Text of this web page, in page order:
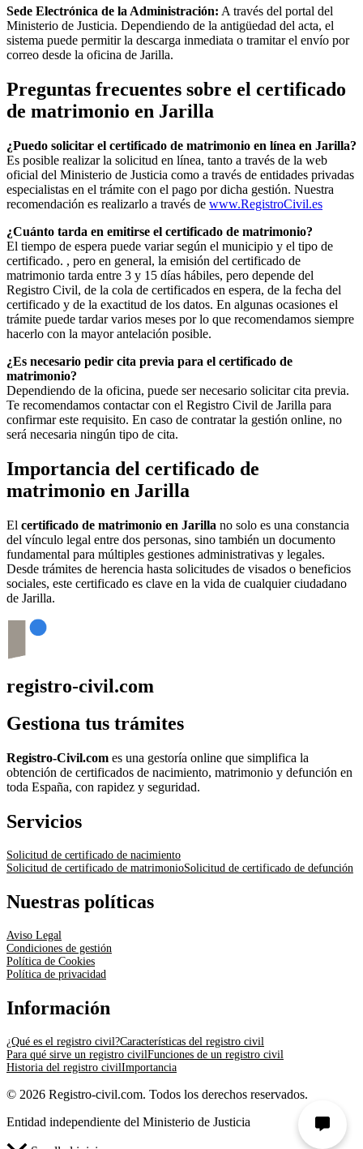
Sede Electrónica de la Administración: A través del portal del
Ministerio de Justicia. Dependiendo de la antigüedad del acta, el
sistema puede permitir la descarga inmediata o tramitar el envío por
correo desde la oficina de Jarilla.
Preguntas frecuentes sobre el certificado
de matrimonio en Jarilla
¿Puedo solicitar el certificado de matrimonio en línea en Jarilla?
Es posible realizar la solicitud en línea, tanto a través de la web
oficial del Ministerio de Justicia como a través de entidades privadas
especialistas en el trámite con el pago por dicha gestión. Nuestra
recomendación es realizarlo a través de www.RegistroCivil.es
¿Cuánto tarda en emitirse el certificado de matrimonio?
El tiempo de espera puede variar según el municipio y el tipo de
certificado. , pero en general, la emisión del certificado de
matrimonio tarda entre 3 y 15 días hábiles, pero depende del
Registro Civil, de la cola de certificados en espera, de la fecha del
certificado y de la exactitud de los datos. En algunas ocasiones el
trámite puede tardar varios meses por lo que recomendamos siempre
hacerlo con la mayor antelación posible.
¿Es necesario pedir cita previa para el certificado de
matrimonio?
Dependiendo de la oficina, puede ser necesario solicitar cita previa.
Te recomendamos contactar con el Registro Civil de Jarilla para
confirmar este requisito. En caso de contratar la gestión online, no
será necesaria ningún tipo de cita.
Importancia del certificado de
matrimonio en Jarilla
El certificado de matrimonio en Jarilla no solo es una constancia
del vínculo legal entre dos personas, sino también un documento
fundamental para múltiples gestiones administrativas y legales.
Desde trámites de herencia hasta solicitudes de visados o beneficios
sociales, este certificado es clave en la vida de cualquier ciudadano
de Jarilla.
registro-civil.com
Gestiona tus trámites
Registro-Civil.com es una gestoría online que simplifica la
obtención de certificados de nacimiento, matrimonio y defunción en
toda España, con rapidez y seguridad.
Servicios
Solicitud de certificado de nacimiento
Solicitud de certificado de matrimonioSolicitud de certificado de defunción
Nuestras políticas
Aviso Legal
Condiciones de gestión
Política de Cookies
Política de privacidad
Información
¿Qué es el registro civil?Características del registro civil
Para qué sirve un registro civilFunciones de un registro civil
Historia del registro civilImportancia
© 2026 Registro-civil.com. Todos los derechos reservados.
Entidad independiente del Ministerio de Justicia